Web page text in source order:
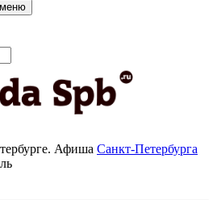
Афиша Санкт-Петербурга